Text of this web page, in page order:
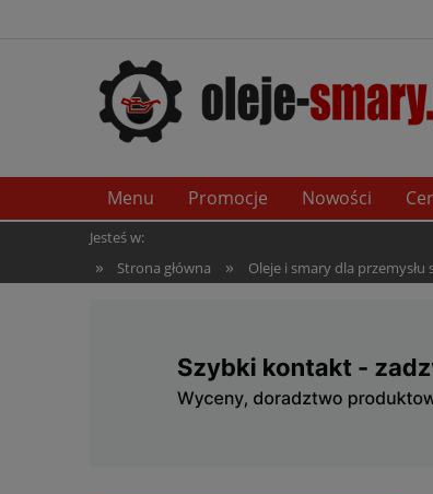
Menu Promocje Nowości
Jesteś w:
» Strona główna » Oleje i smary dla przemysłu